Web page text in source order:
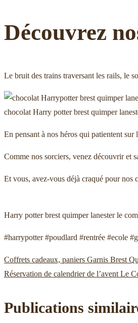
Découvrez
Le bruit des trains traversant les rails, le
chocolat Harry potter brest quimper
En pensant à nos héros qui patientent
Comme nos sorciers, venez découvrir et
Et vous, avez-vous déjà craqué pour nos
Harry potter brest quimper lanester le
#harrypotter #poudlard #rentrée #ecole
Navigation
de
Publication
précédente :
Coffrets cadeaux, paniers Garnis Brest
Publication
Réservation de calendrier de l’avent Le
Publications